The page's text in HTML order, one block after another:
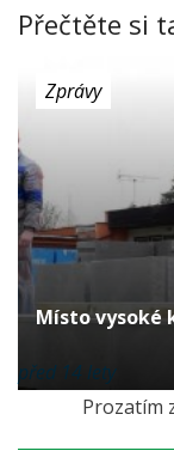
Přečtěte si
Zprávy
Místo vysoké
před 14 lety
Prozatím